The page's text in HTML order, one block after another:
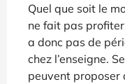
Quel que soit le
ne fait pas
a donc pas de
chez l’enseigne.
peuvent proposer